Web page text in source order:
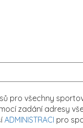
pro všechny
zadání adresy
ADMINISTRACI pro